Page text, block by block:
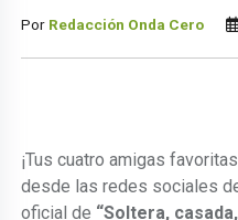
Por Redacción Onda Cero
¡Tus cuatro amigas
desde las redes sociales
oficial de “Soltera,